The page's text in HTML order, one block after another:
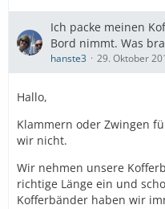
Ich packe meinen
Bord nimmt. Was
hanste3 29. Oktober
Hallo,
Klammern oder Zwingen
wir nicht.
Wir nehmen unsere
richtige Länge ein und
Kofferbänder haben wir